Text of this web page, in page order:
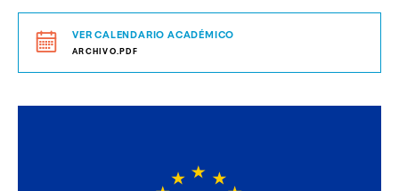
VER CALENDARIO ACADÉMICO
ARCHIVO.PDF